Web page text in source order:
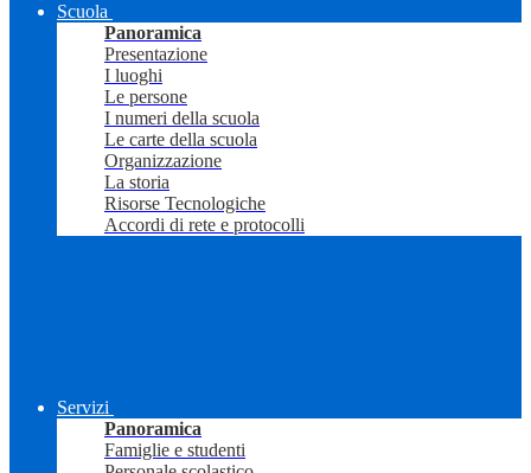
Scuola
Panoramica
Presentazione
I luoghi
Le persone
I numeri della scuola
Le carte della scuola
Organizzazione
La storia
Risorse Tecnologiche
Accordi di rete e protocolli
Servizi
Panoramica
Famiglie e studenti